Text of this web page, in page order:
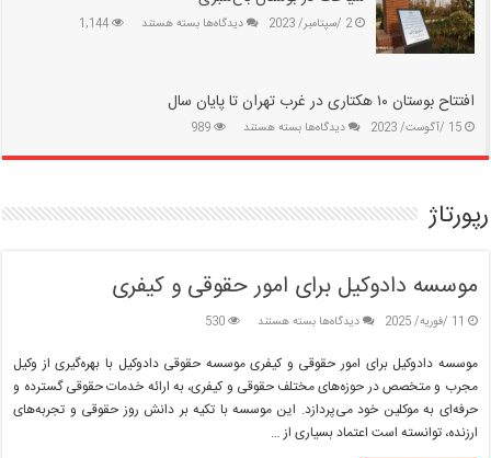
تغییر
بوستانهای
جنگلی
تهران
ساختمان
تهران
|
با
2 /سپتامبر/ 2023 دیدگاه‌هابرای
باغ‌سبزی
بسته هستند 1,144
افتتاح بوستان ۱۰ هکتاری در غرب تهران تا پایان سال
15 /آگوست/ 2023 دیدگاه‌هابرای
بوستان
در
پایان
بسته هستند 989
رپورتاژ
موسسه دادوکیل برای امور حقوقی و کیفری
11 /فوریه/ 2025 دیدگاه‌هابرای
دادوکیل
برای
امور
حقوقی
و
بسته هستند 530
موسسه دادوکیل برای امور حقوقی و کیفری موسسه حقوقی دادوکیل با بهره‌گیری از وکیل
مجرب و متخصص در حوزه‌های مختلف حقوقی و کیفری، به ارائه خدمات حقوقی گسترده و
حرفه‌ای به موکلین خود می‌پردازد. این موسسه با تکیه بر دانش روز حقوقی و تجربه‌های
ارزنده، توانسته است اعتماد بسیاری از …